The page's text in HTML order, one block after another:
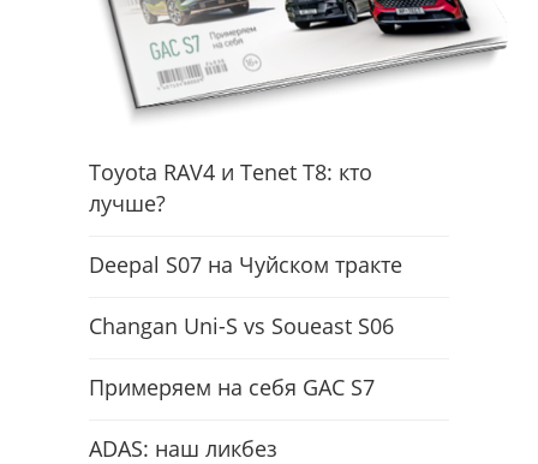
Toyota RAV4 и Tenet T8: кто
лучше?
Deepal S07 на Чуйском тракте
Changan Uni-S vs Soueast S06
Примеряем на себя GAC S7
ADAS: наш ликбез